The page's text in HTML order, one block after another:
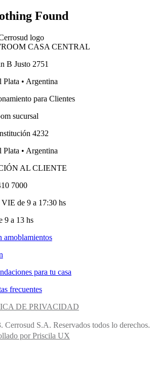
Found
CASA CENTRAL
B Justo 2751
Plata • Argentina
para Clientes
sucursal
4232
Plata • Argentina
AL CLIENTE
7000
de 9 a 17:30 hs
9 a 13 hs
amoblamientos
para tu casa
frecuentes
DE PRIVACIDAD
Cerrosud S.A. Reservados todos lo derechos.
por Priscila UX